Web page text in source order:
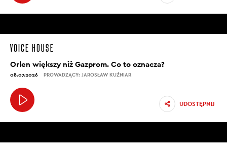
Orlen większy niż Gazprom. Co to oznacza?
08.07.2026 PROWADZĄCY: JAROSŁAW KUŹNIAR
UDOSTĘPNIJ